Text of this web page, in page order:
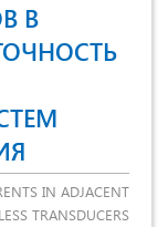
В
IN ADJACENT
TRANSDUCERS